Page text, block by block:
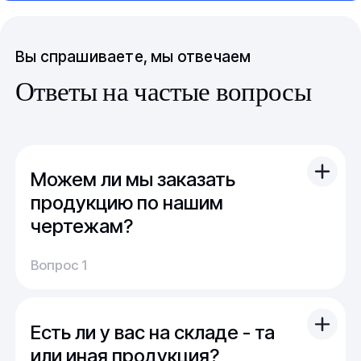
Вы спрашиваете, мы отвечаем
Ответы на частые вопросы
Можем ли мы заказать
продукцию по нашим
чертежам?
Вы можете отправить свой чертеж/проект
(в т.ч. примерный) с техническим заданием.
Мы можем изготовить для вас как мелкую
продукцию (метизы, точеные отводы,
Вопрос 1
Есть ли у вас на складе - та
или иная продукция?